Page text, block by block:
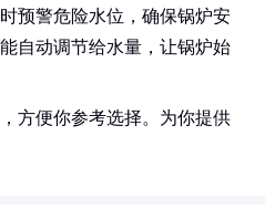
预警危险水位，确保锅炉安
自动调节给水量，让锅炉始
方便你参考选择。为你提供